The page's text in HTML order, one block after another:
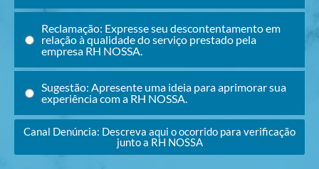
Reclamação: Expresse seu descontentamento em
relação à qualidade do serviço prestado pela
empresa RH NOSSA.
Sugestão: Apresente uma ideia para aprimorar sua
experiência com a RH NOSSA.
Canal Denúncia: Descreva aqui o ocorrido para verificação
junto a RH NOSSA